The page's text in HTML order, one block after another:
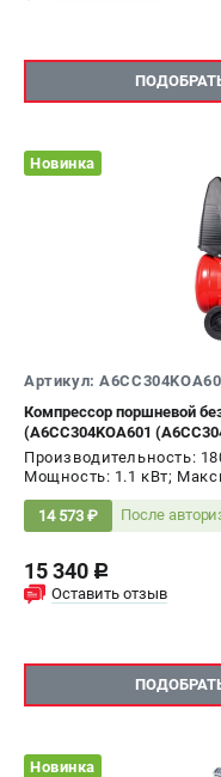
Новинка
Артикул:
Компрессор поршневой
(A6CC304KOA601
Производительность:
Мощность: 1.1 кВт;
14 573 ₽ После
15 340 c
Оставить отзыв
Новинка